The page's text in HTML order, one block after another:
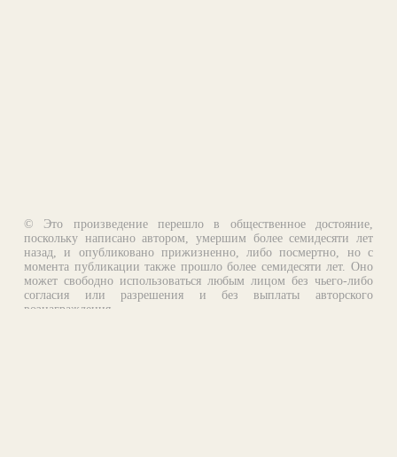
© Это произведение перешло в общественное достояние,
поскольку написано автором, умершим более семидесяти лет
назад, и опубликовано прижизненно, либо посмертно, но с
момента публикации также прошло более семидесяти лет. Оно
может свободно использоваться любым лицом без чьего-либо
согласия или разрешения и без выплаты авторского
вознаграждения.